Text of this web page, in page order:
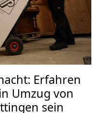
Erfahren
Umzug von
sein